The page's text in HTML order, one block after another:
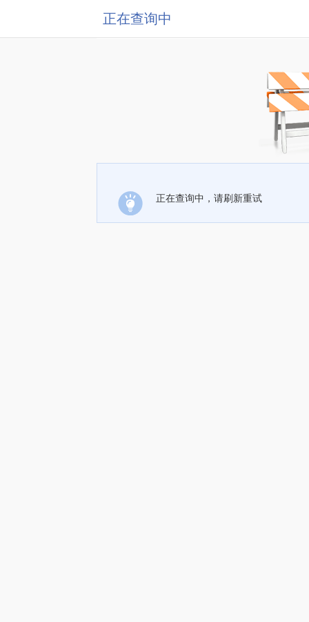
正在查询中
正在查询中，请刷新重试